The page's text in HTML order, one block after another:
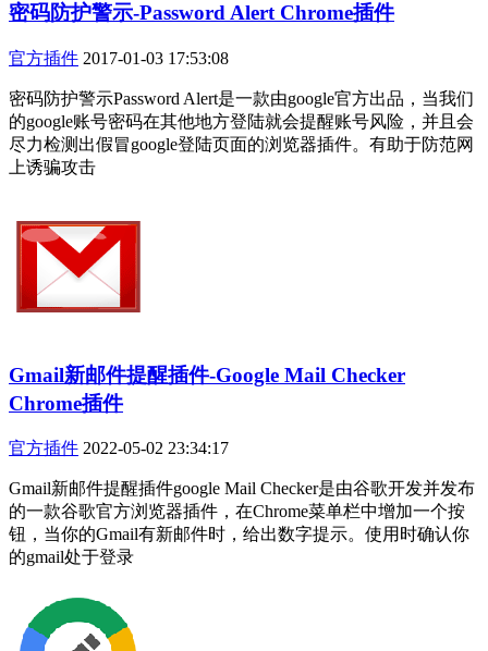
密码防护警示-Password Alert Chrome插件
官方插件 2017-01-03 17:53:08
密码防护警示Password Alert是一款由google官方出品，当我们
的google账号密码在其他地方登陆就会提醒账号风险，并且会
尽力检测出假冒google登陆页面的浏览器插件。有助于防范网
上诱骗攻击
Gmail新邮件提醒插件-Google Mail Checker
Chrome插件
官方插件 2022-05-02 23:34:17
Gmail新邮件提醒插件google Mail Checker是由谷歌开发并发布
的一款谷歌官方浏览器插件，在Chrome菜单栏中增加一个按
钮，当你的Gmail有新邮件时，给出数字提示。使用时确认你
的gmail处于登录